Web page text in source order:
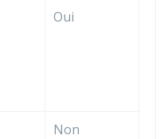
Oui
Non